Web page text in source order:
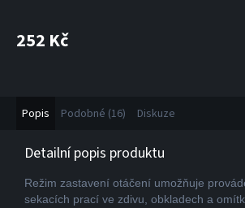
252 Kč
Popis Podobné (16) Diskuze
Detailní popis produktu
Režim zastavení otáčení umožňuje
sekacích prací ve zdivu, obkladech a